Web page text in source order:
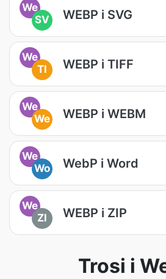
We
SV
WEBP i SVG
We
TI
WEBP i TIFF
We
We
WEBP i WEBM
We
Wo
WebP i Word
We
ZI
WEBP i ZIP
Trosi i